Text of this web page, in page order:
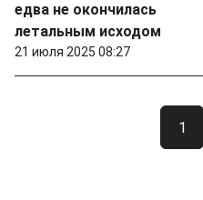
едва не окончилась
летальным исходом
21 июля 2025 08:27
1